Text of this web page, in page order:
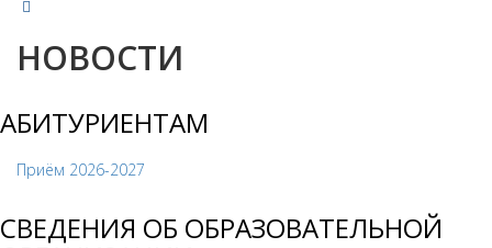
НОВОСТИ
АБИТУРИЕНТАМ
Приём 2026-2027
СВЕДЕНИЯ ОБ ОБРАЗОВАТЕЛЬНОЙ